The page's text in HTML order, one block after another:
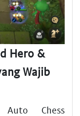
Hero &
Wajib
Auto Chess